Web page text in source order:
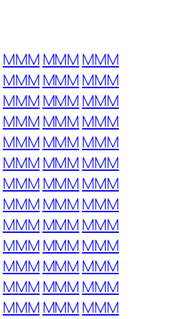
MMM MMM MMM
MMM MMM MMM
MMM MMM MMM
MMM MMM MMM
MMM MMM MMM
MMM MMM MMM
MMM MMM MMM
MMM MMM MMM
MMM MMM MMM
MMM MMM MMM
MMM MMM MMM
MMM MMM MMM
MMM MMM MMM